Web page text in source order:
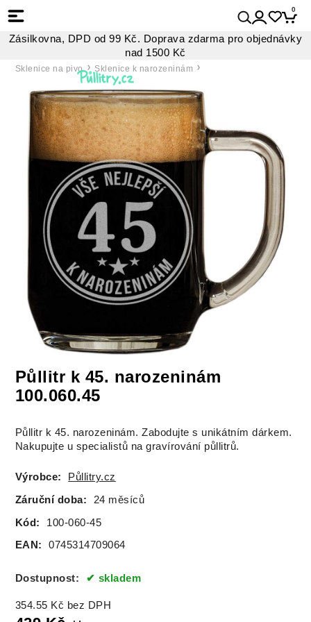
0
Zásilkovna, DPD od 99 Kč. Doprava zdarma pro objednávky
nad 1500 Kč
Sklenice na pivo Sklenice k narozeninám
Půllitr k 45. narozeninám
100.060.45
Půllitr k 45. narozeninám. Zabodujte s unikátním dárkem.
Nakupujte u specialistů na gravírování půllitrů.
Výrobce: Půllitry.cz
Záruční doba: 24 měsíců
Kód: 100-060-45
EAN: 0745314709064
Dostupnost: skladem
354.55 Kč bez DPH